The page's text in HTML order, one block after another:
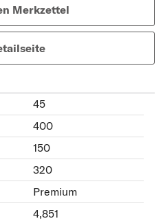
Merkzettel
45
400
150
320
Premium
4,851